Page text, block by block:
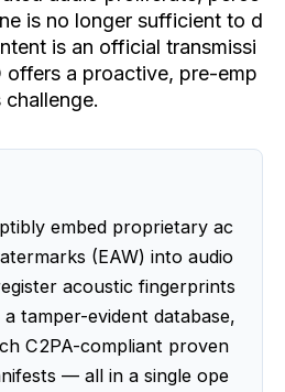
is no longer sufficient to d
is an official transmissi
offers a proactive, pre-emp
embed proprietary ac
(EAW) into audio
acoustic fingerprints
a tamper-evident database,
C2PA-compliant proven
— all in a single ope